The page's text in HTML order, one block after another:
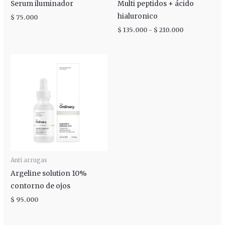
Serum iluminador
$ 75.000
Multi peptidos + ácido
hialuronico
$ 135.000 - $ 210.000
Anti arrugas
Argeline solution 10%
contorno de ojos
$ 95.000